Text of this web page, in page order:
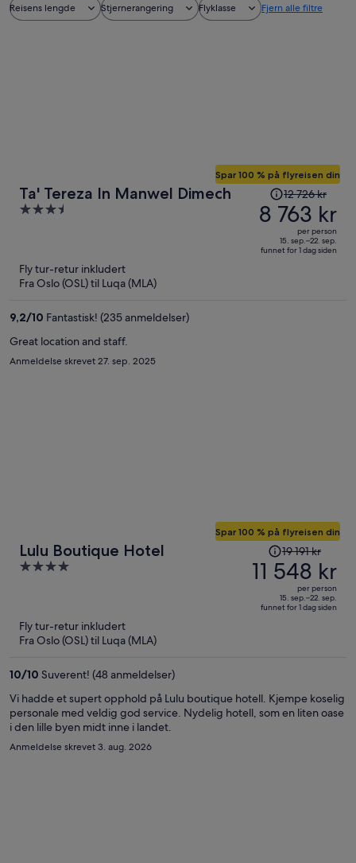
Reisens lengde Stjernerangering Flyklasse Fjern alle filtre
Ta' Tereza In Manwel Dimech
3.5
5
Spar 100 % på flyreisen din
Prisen
var
12 726 kr,
prisen
er
12 726 kr
8 763 kr
per person
15. sep.–22. sep.
funnet for 1 dag siden
Fly tur-retur inkludert
Fra Oslo (OSL) til Luqa (MLA)
9,2/10 Fantastisk! (235 anmeldelser)
Great location and staff.
Anmeldelse skrevet 27. sep. 2025
Lulu Boutique Hotel
4
Spar 100 % på flyreisen din
Prisen
var
19 191 kr,
prisen
er
19 191 kr
11 548 kr
per person
15. sep.–22. sep.
funnet for 1 dag siden
Fly tur-retur inkludert
Fra Oslo (OSL) til Luqa (MLA)
10/10 Suverent! (48 anmeldelser)
Vi hadde et supert opphold på Lulu boutique hotell. Kjempe koselig
personale med veldig god service. Nydelig hotell, som en liten oase
i den lille byen midt inne i landet.
Anmeldelse skrevet 3. aug. 2026